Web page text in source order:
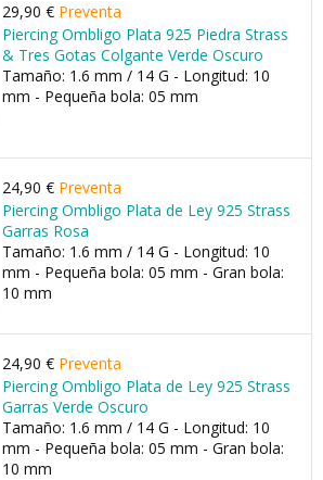
29,90 € Preventa
Piercing Ombligo Plata 925 Piedra Strass
& Tres Gotas Colgante Verde Oscuro
Tamaño: 1.6 mm / 14 G - Longitud: 10
mm - Pequeña bola: 05 mm
24,90 € Preventa
Piercing Ombligo Plata de Ley 925 Strass
Garras Rosa
Tamaño: 1.6 mm / 14 G - Longitud: 10
mm - Pequeña bola: 05 mm - Gran bola:
10 mm
24,90 € Preventa
Piercing Ombligo Plata de Ley 925 Strass
Garras Verde Oscuro
Tamaño: 1.6 mm / 14 G - Longitud: 10
mm - Pequeña bola: 05 mm - Gran bola:
10 mm